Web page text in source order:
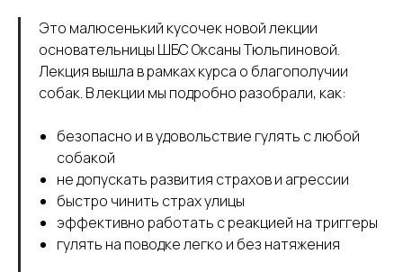
Это малюсенький кусочек новой лекции
основательницы ШБС Оксаны Тюльпиновой.
Лекция вышла в рамках курса о благополучии
собак. В лекции мы подробно разобрали, как:
безопасно и в удовольствие гулять с любой
собакой
не допускать развития страхов и агрессии
быстро чинить страх улицы
эффективно работать с реакцией на триггеры
гулять на поводке легко и без натяжения